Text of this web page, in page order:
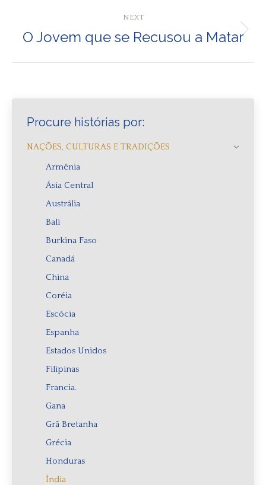
NEXT
Next
O Jovem que se Recusou a Matar
Procure histórias por:
NAÇÕES, CULTURAS E TRADIÇÕES
Armênia
Ásia Central
Austrália
Bali
Burkina Faso
Canadá
China
Coréia
Escócia
Espanha
Estados Unidos
Filipinas
Francia.
Gana
Grã Bretanha
Grécia
Honduras
Índia